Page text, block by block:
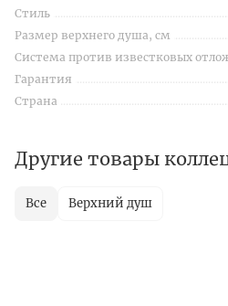
Стиль
Размер верхнего душа, см
Система против известковых
Гарантия
Страна
Другие товары
Все Верхний душ